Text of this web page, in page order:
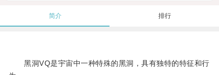
简介 排行
黑洞VQ是宇宙中一种特殊的黑洞，具有独特的特征和行